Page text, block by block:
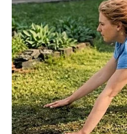
ostatak godine.
Zato budite otvoreni za
Sudbina vam šalje šansu
mnogo toga.
SREĆA ĆE